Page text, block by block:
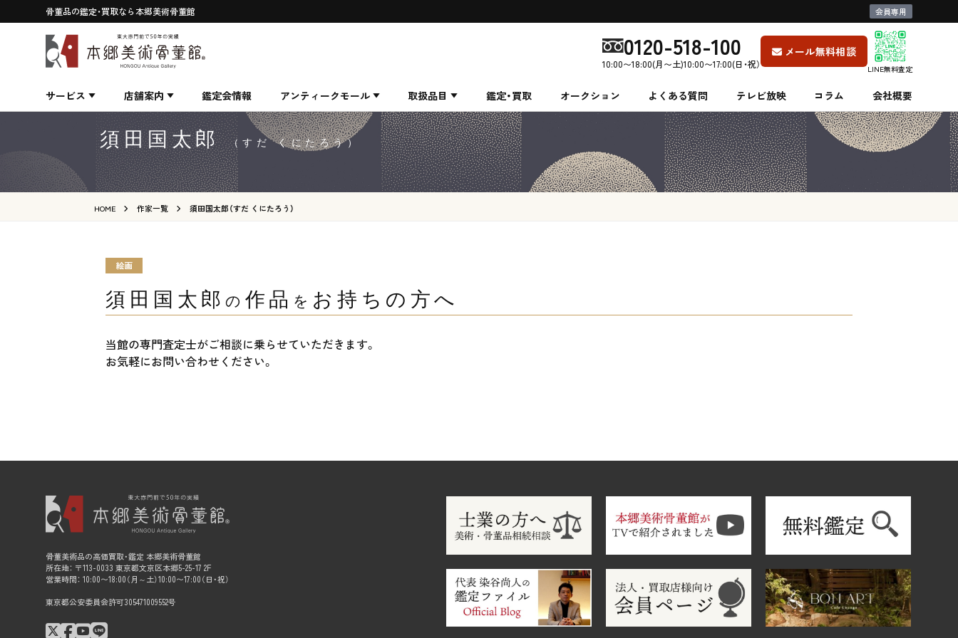
骨董品の鑑定・買取なら本郷美術骨董館 会員専用
0120-518-100
10:00〜18:00(月〜土)10:00〜17:00(日・祝）
メール無料相談
LINE無料査定
サービス 店舗案内 鑑定会情報 アンティークモール 取扱品目 鑑定・買取 オークション よくある質問 テレビ放映 コラム 会社概要
須田国太郎 （すだ くにたろう）
HOME 作家一覧 須田国太郎（すだ くにたろう）
絵画
須田国太郎 の 作品 を お持ちの方へ
当館の専門査定士がご相談に乗らせていただきます。
お気軽にお問い合わせください。
骨董美術品の高価買取・鑑定 本郷美術骨董館
所在地： 〒113-0033 東京都文京区本郷5-25-17 2F
営業時間： 10:00〜18:00（月～土）10:00〜17:00（日・祝）
東京都公安委員会許可305471009552号